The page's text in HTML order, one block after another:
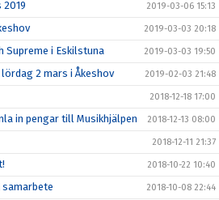
2019-03-06 15:13
2019-03-03 20:18
i Eskilstuna 2019-03-03 19:50
2 mars i Åkeshov 2019-02-03 21:48
2018-12-18 17:00
in pengar till Musikhjälpen 2018-12-13 08:00
2018-12-11 21:37
2018-10-22 10:40
2018-10-08 22:44